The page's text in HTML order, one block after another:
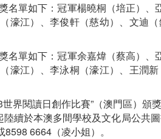
單如下：冠軍楊曉桐（培正）、
濠江）、李俊軒（慈幼）、文迪
單如下：冠軍余嘉煒（蔡高）、
濠江）、李泳桐（濠江）、王潤
界閱讀日創作比賽”（澳門區）頒
續於本澳多間學校及文化局公共
6664（凌小姐）。